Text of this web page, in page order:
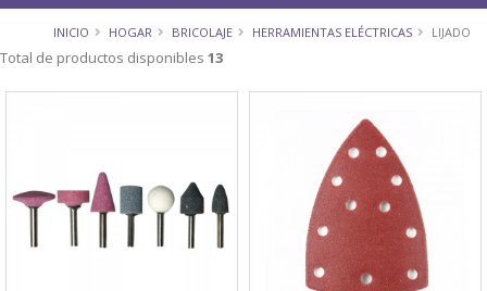
INICIO HOGAR BRICOLAJE HERRAMIENTAS ELÉCTRICAS LIJADO
Total de productos disponibles 13